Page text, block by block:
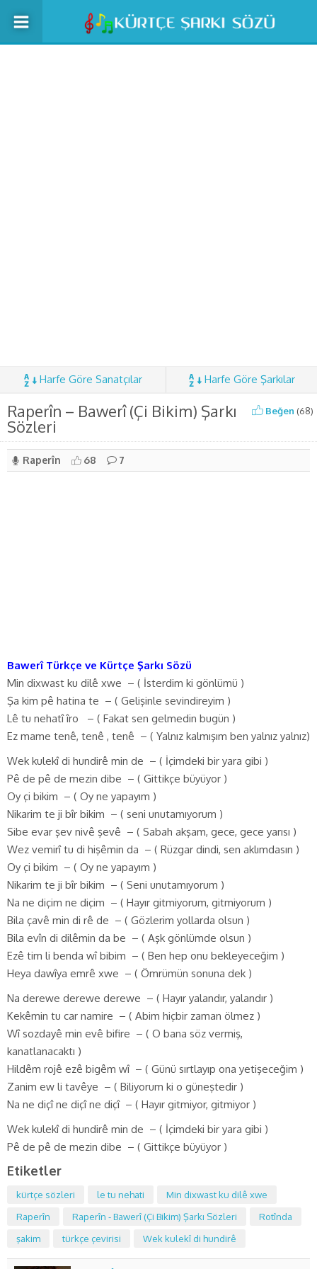
Harfe Göre Sanatçılar Harfe Göre Şarkılar
Raperîn – Bawerî (Çi Bikim) Şarkı
Sözleri
Beğen (68)
Raperîn 68 7
Bawerî Türkçe ve Kürtçe Şarkı Sözü
Min dixwast ku dilê xwe – ( İsterdim ki gönlümü )
Şa kim pê hatina te – ( Gelişinle sevindireyim )
Lê tu nehatî îro – ( Fakat sen gelmedin bugün )
Ez mame tenê, tenê , tenê – ( Yalnız kalmışım ben yalnız yalnız)
Wek kulekî di hundirê min de – ( İçimdeki bir yara gibi )
Pê de pê de mezin dibe – ( Gittikçe büyüyor )
Oy çi bikim – ( Oy ne yapayım )
Nikarim te ji bîr bikim – ( seni unutamıyorum )
Sibe evar şev nivê şevê – ( Sabah akşam, gece, gece yarısı )
Wez vemirî tu di hişêmin da – ( Rüzgar dindi, sen aklımdasın )
Oy çi bikim – ( Oy ne yapayım )
Nikarim te ji bîr bikim – ( Seni unutamıyorum )
Na ne diçim ne diçim – ( Hayır gitmiyorum, gitmiyorum )
Bila çavê min di rê de – ( Gözlerim yollarda olsun )
Bila evîn di dilêmin da be – ( Aşk gönlümde olsun )
Ezê tim li benda wî bibim – ( Ben hep onu bekleyeceğim )
Heya dawîya emrê xwe – ( Ömrümün sonuna dek )
Na derewe derewe derewe – ( Hayır yalandır, yalandır )
Kekêmin tu car namire – ( Abim hiçbir zaman ölmez )
Wî sozdayê min evê bifire – ( O bana söz vermiş,
kanatlanacaktı )
Hildêm rojê ezê bigêm wî – ( Günü sırtlayıp ona yetişeceğim )
Zanim ew li tavêye – ( Biliyorum ki o güneştedir )
Na ne diçî ne diçî ne diçî – ( Hayır gitmiyor, gitmiyor )
Wek kulekî di hundirê min de – ( İçimdeki bir yara gibi )
Pê de pê de mezin dibe – ( Gittikçe büyüyor )
Etiketler
kürtçe sözleri le tu nehati
Min dixwast ku dilê xwe
Raperîn
Raperîn - Bawerî (Çi Bikim) Şarkı Sözleri
Rotînda
şakim
türkçe çevirisi Wek kulekî di hundirê